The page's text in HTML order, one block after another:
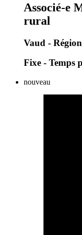
Associé-e
rural
Vaud -
Fixe - Temps
nouveau